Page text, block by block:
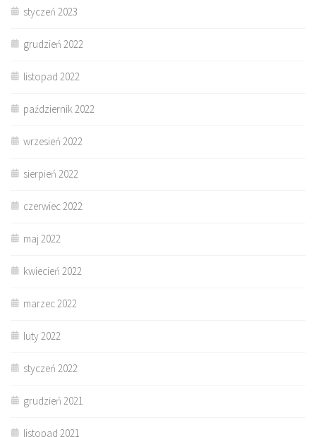
styczeń 2023
grudzień 2022
listopad 2022
październik 2022
wrzesień 2022
sierpień 2022
czerwiec 2022
maj 2022
kwiecień 2022
marzec 2022
luty 2022
styczeń 2022
grudzień 2021
listopad 2021